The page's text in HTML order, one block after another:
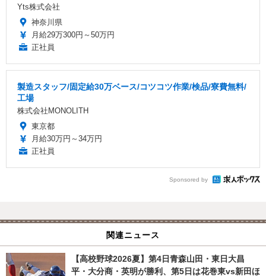
Yts株式会社
神奈川県
月給29万300円～50万円
正社員
製造スタッフ/固定給30万ベース/コツコツ作業/検品/寮費無料/
工場
株式会社MONOLITH
東京都
月給30万円～34万円
正社員
Sponsored by
関連ニュース
【高校野球2026夏】第4日青森山田・東日大昌
平・大分商・英明が勝利、第5日は花巻東vs新田ほ